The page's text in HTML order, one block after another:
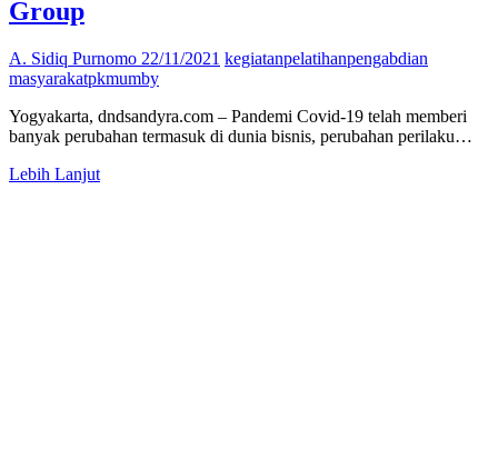
Group
A. Sidiq Purnomo 22/11/2021 kegiatanpelatihanpengabdian
masyarakatpkmumby
Yogyakarta, dndsandyra.com – Pandemi Covid-19 telah memberi
banyak perubahan termasuk di dunia bisnis, perubahan perilaku…
Lebih LanjutPkM